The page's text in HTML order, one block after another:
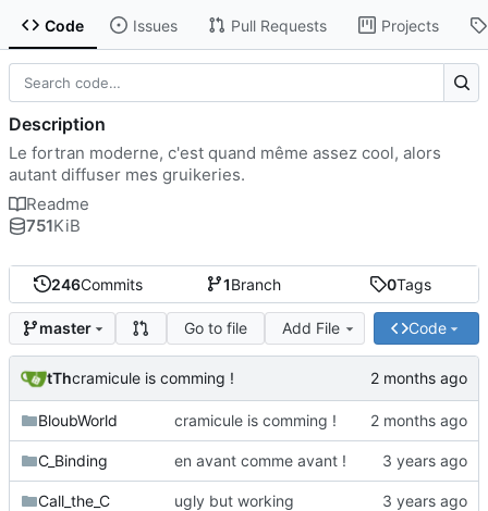
Code Issues Pull Requests Projects
246Commits 1Branch 0Tags
master Go to file Add File Code
tThcramicule is comming !
BloubWorld cramicule is comming !
C_Binding en avant comme avant !
Call_the_C ugly but working
Description
Le fortran moderne, c'est quand même assez cool, alors
autant diffuser mes gruikeries.
Readme
751KiB